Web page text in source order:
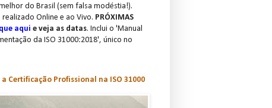
do Brasil (sem falsa modéstia!).
realizado Online e ao Vivo. PRÓXIMAS
aqui e veja as datas. Inclui o 'Manual
da ISO 31000:2018', único no
a Certificação Profissional na ISO 31000